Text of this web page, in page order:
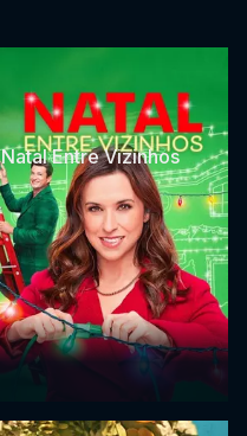
Natal Entre Vizinhos